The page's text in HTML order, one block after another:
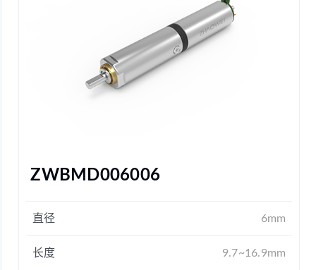
ZWBMD006006
直径 6mm
长度 9.7~16.9mm